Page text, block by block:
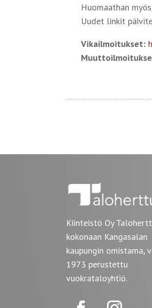
Huomaathan
Uudet linkit
Vikailmoitukset:
Kiinteistö Oy
kokonaan Kangasalan
kaupungin omistama,
1973 perustettu
vuokrataloyhtiö.